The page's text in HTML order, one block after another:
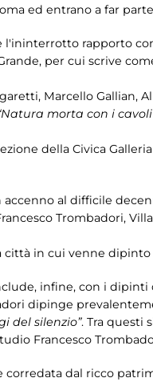
ed entrano a far
l'ininterrotto rapporto
per cui scrive
Marcello Gallian,
morta con i
della Civica
al difficile
Trombadori,
città in cui venne
infine, con i dipinti
dipinge
del silenzio”. Tra questi
Francesco
corredata dal ricco